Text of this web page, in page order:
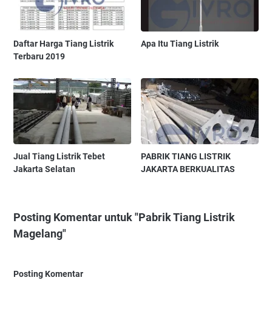
Daftar Harga Tiang Listrik
Terbaru 2019
Apa Itu Tiang Listrik
Jual Tiang Listrik Tebet
Jakarta Selatan
PABRIK TIANG LISTRIK
JAKARTA BERKUALITAS
Posting Komentar untuk "Pabrik Tiang Listrik
Magelang"
Posting Komentar